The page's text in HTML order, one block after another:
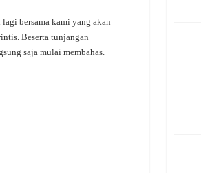
bersama kami yang akan
Beserta tunjangan
saja mulai membahas.